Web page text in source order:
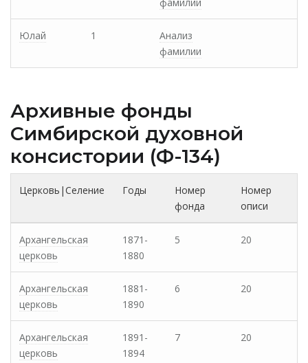
Юлай 1
Анализ
фамилии
Архивные фонды
Cимбирской духовной
консистории (Ф-134)
Церковь|Селение Годы
Номер
фонда
Номер
описи
Архангельская
церковь
1871-
1880
5 20
Архангельская
церковь
1881-
1890
6 20
Архангельская
церковь
1891-
1894
7 20